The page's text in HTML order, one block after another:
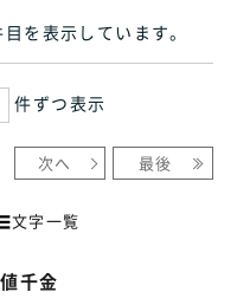
を表示しています。
件ずつ表示
次へ 最後
文字一覧
千金